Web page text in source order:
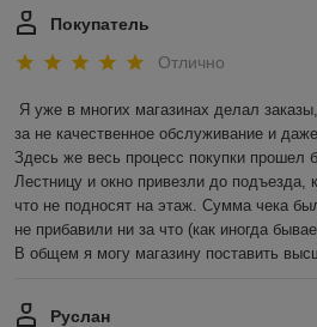
Покупатель
Отлично
Я уже в многих магазинах делал
за не качественное обслуживание и
Здесь же весь процесс покупки прошел
Лестницу и окно привезли до подъезда,
что не подносят на этаж. Сумма чека
не прибавили ни за что (как иногда
В общем я могу магазину поставить
Руслан